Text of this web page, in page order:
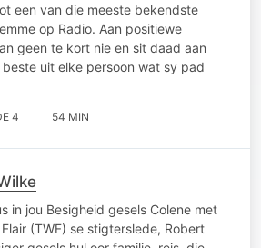
een van die meeste bekendste
op Radio. Aan positiewe
geen te kort nie en sit daad aan
uit elke persoon wat sy pad
4 54 MIN
in jou Besigheid gesels Colene met
(TWF) se stigterslede, Robert